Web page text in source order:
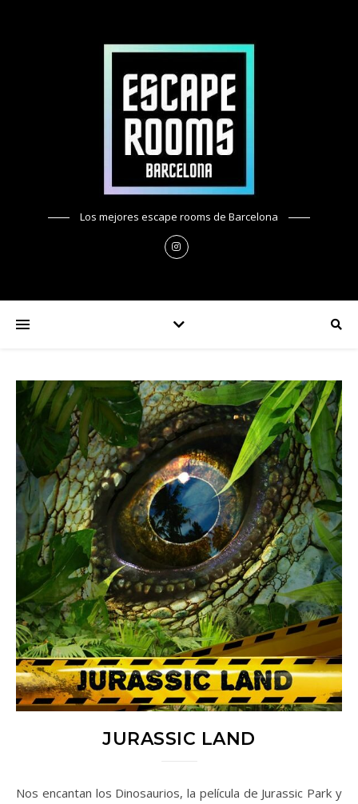
Los mejores escape rooms de Barcelona
JURASSIC LAND
Nos encantan los Dinosaurios, la película de Jurassic Park y